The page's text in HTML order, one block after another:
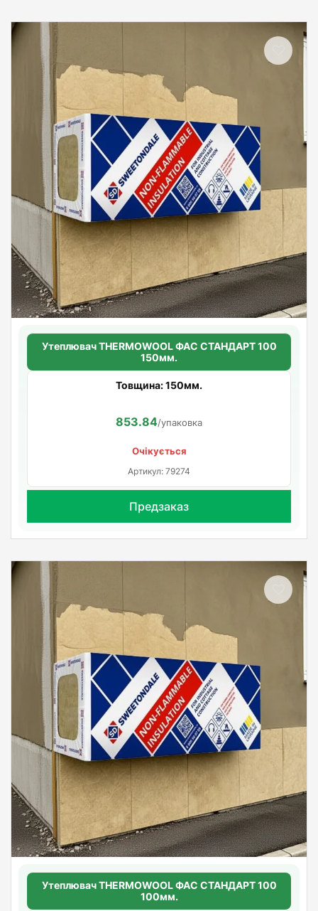
Утеплювач THERMOWOOL ФАС СТАНДАРТ 100
150мм.
Товщина: 150мм.
853.84/упаковка
Очікується
Артикул: 79274
Предзаказ
Утеплювач THERMOWOOL ФАС СТАНДАРТ 100
100мм.